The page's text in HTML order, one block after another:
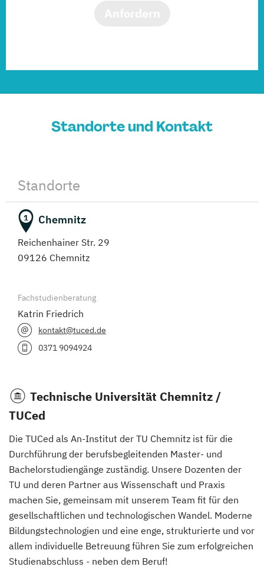
Standorte und Kontakt
Standorte
1 Chemnitz
Reichenhainer Str. 29
09126 Chemnitz
Fachstudienberatung
Katrin Friedrich
kontakt@tuced.de
0371 9094924
Technische Universität Chemnitz /
TUCed
Die TUCed als An-Institut der TU Chemnitz ist für die
Durchführung der berufsbegleitenden Master- und
Bachelorstudiengänge zuständig. Unsere Dozenten der
TU und deren Partner aus Wissenschaft und Praxis
machen Sie, gemeinsam mit unserem Team fit für den
gesellschaftlichen und technologischen Wandel. Moderne
Bildungstechnologien und eine enge, strukturierte und vor
allem individuelle Betreuung führen Sie zum erfolgreichen
Studienabschluss - neben dem Beruf!